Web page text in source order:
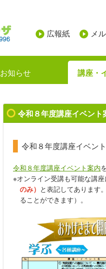
広報紙 メ
お知らせ 講座・
令和８年度講座イベント
令和８年度講座イベン
令和８年度講座イベント案内
※オンライン受講も可能な講
のみ） と表記してあります
ることができます）。